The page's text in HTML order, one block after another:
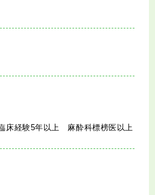
介
年収
床経験5年以上 麻酔科標榜医以上